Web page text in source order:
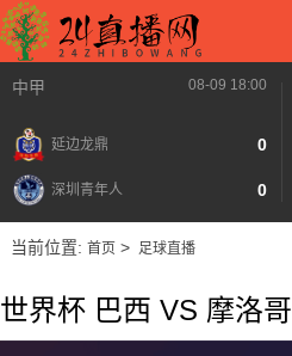
中甲 08-09 18:00
延边龙鼎 0
深圳青年人 0
当前位置: 首页> 足球直播
世界杯 巴西 VS 摩洛哥